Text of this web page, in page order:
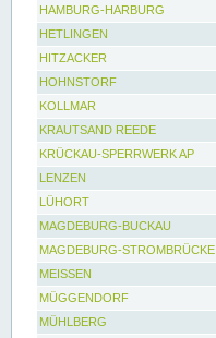
HAMBURG-HARBURG
HETLINGEN
HITZACKER
HOHNSTORF
KOLLMAR
KRAUTSAND REEDE
KRÜCKAU-SPERRWERK AP
LENZEN
LÜHORT
MAGDEBURG-BUCKAU
MAGDEBURG-STROMBRÜCKE
MEISSEN
MÜGGENDORF
MÜHLBERG